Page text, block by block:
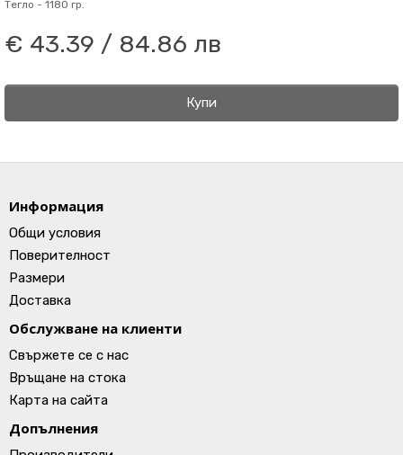
Тегло - 1180 гр.
€ 43.39 / 84.86 лв
Купи
Информация
Общи условия
Поверителност
Размери
Доставка
Обслужване на клиенти
Свържете се с нас
Връщане на стока
Карта на сайта
Допълнения